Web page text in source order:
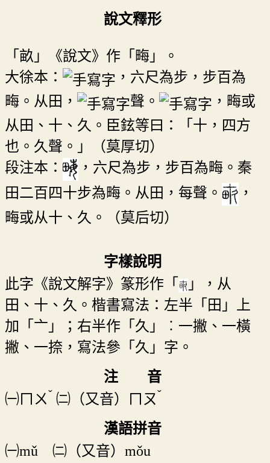
說文釋形
「畝」《說文》作「畮」。
大徐本：
，六尺為步，步百為
畮。从田，
聲。
，畮或
从田、十、久。臣鉉等曰：「十，四方
也。久聲。」（莫厚切）
段注本：
，六尺為步，步百為畮。秦
田二百四十步為畮。从田，每聲。
，
畮或从十、久。（莫后切）
字樣說明
此字《說文解字》篆形作「
」，从
田、十、久。楷書寫法：左半「田」上
加「亠」；右半作「久」︰一撇、一橫
撇、一捺，寫法參「久」字。
注 音
㈠ㄇㄨˇ ㈡（又音） ㄇㄡˇ
漢語拼音
㈠mǔ ㈡（又音）mǒu